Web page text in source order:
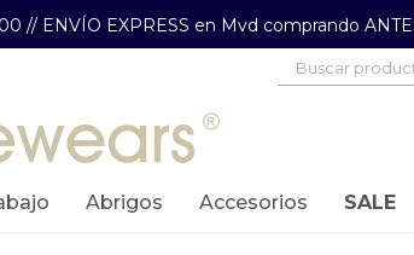
// ENVÍO EXPRESS en Mvd comprando
abrigos accesorios SALE